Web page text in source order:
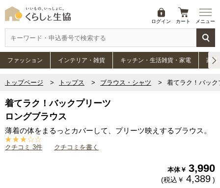
ログイン カート メニュー
ファッション インテリア・雑貨 キッチン・生活雑貨・家電 家具
トップページ トップス ブラウス・シャツ 着てラク！バッ
着てラク！バックプリーツ
ロングブラウス
薄着の体をまるっとカバーして、プリーツ映えするブラウス。
クチコミ 3件 クチコミを書く
本体￥ 3,990
(税込￥ 4,389 )